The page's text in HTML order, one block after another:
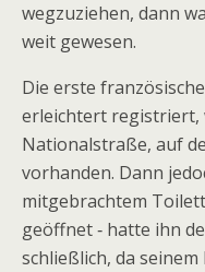
wegzuziehen, dann
weit gewesen.
Die erste
erleichtert registriert,
Nationalstraße, auf
vorhanden. Dann
mitgebrachtem
geöffnet ‑ hatte ihn
schließlich, da